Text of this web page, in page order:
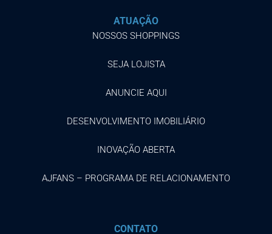
ATUAÇÃO
NOSSOS SHOPPINGS
SEJA LOJISTA
ANUNCIE AQUI
DESENVOLVIMENTO IMOBILIÁRIO
INOVAÇÃO ABERTA
AJFANS – PROGRAMA DE RELACIONAMENTO
CONTATO